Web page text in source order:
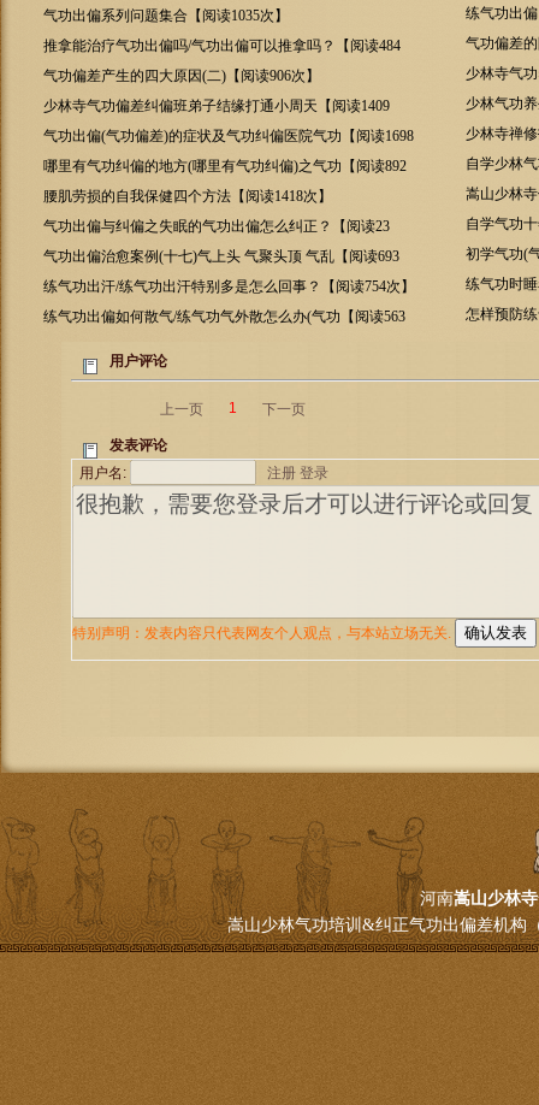
次】
气功出偏系列问题集合【阅读1035次】
推拿能治疗气功出偏吗/气功出偏可以推拿吗？【阅读484
次】
气功偏差产生的四大原因(二)【阅读906次】
少林寺气功偏差纠偏班弟子结缘打通小周天【阅读1409
次】
气功出偏(气功偏差)的症状及气功纠偏医院气功【阅读1698
次】
哪里有气功纠偏的地方(哪里有气功纠偏)之气功【阅读892
次】
腰肌劳损的自我保健四个方法【阅读1418次】
气功出偏与纠偏之失眠的气功出偏怎么纠正？【阅读23
次】
气功出偏治愈案例(十七)气上头 气聚头顶 气乱【阅读693
次】
练气功出汗/练气功出汗特别多是怎么回事？【阅读754次】
练气功出偏如何散气/练气功气外散怎么办(气功【阅读563
练气功出
气功偏差
少林寺气
少林气功
少林寺禅
自学少林
嵩山少林
自学气功
初学气功(
练气功时
怎样预防
河南嵩山少林寺
嵩山少林气功培训&纠正气功出偏差机构